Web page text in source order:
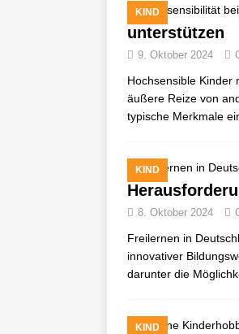
KIND
unterstützen
9. Oktober 2024
Hochsensible Kinder
äußere Reize von
typische Merkmale
KIND
8. Oktober 2024
Freilernen in
innovativer
darunter die
KIND